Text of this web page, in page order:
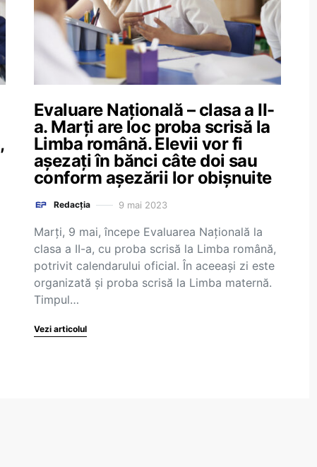
Evaluare Națională – clasa a II-
a. Marți are loc proba scrisă la
Limba română. Elevii vor fi
așezați în bănci câte doi sau
conform așezării lor obișnuite
Redacția 9 mai 2023
Marți, 9 mai, începe Evaluarea Națională la
clasa a II-a, cu proba scrisă la Limba română,
potrivit calendarului oficial. În aceeași zi este
organizată și proba scrisă la Limba maternă.
Timpul…
Vezi articolul